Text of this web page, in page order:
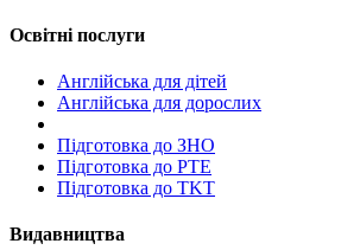
Освітні послуги
Англійська для дітей
Англійська для дорослих
Пiдготовка до ЗНО
Підготовка до PTE
Підготовка до TKT
Видавництва